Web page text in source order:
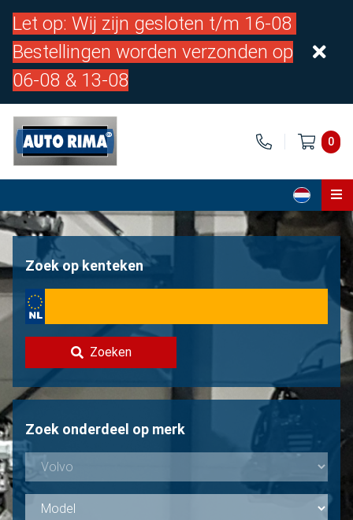
Let op: Wij zijn gesloten t/m 16-08
Bestellingen worden verzonden op
06-08 & 13-08
0
Home
Over ons
Volvo verkopen?
Niet gevonden?
Zoek op kenteken
Zoeken
Zoek onderdeel op merk